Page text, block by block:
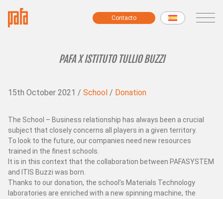
Contacto Contacto
MÁQUINAS
Máquinas para hilados de fantasía
Máquinas modulares
Máquinas para chenilla
Perchadoras
Retorcedoras
Máquinas de Laboratorio
Todas las máquinas
PAFA X ISTITUTO TULLIO BUZZI
15th October 2021 / School / Donation
The School – Business relationship has always been a crucial
subject that closely concerns all players in a given territory.
To look to the future, our companies need new resources
trained in the finest schools.
It is in this context that the collaboration between PAFASYSTEM
and ITIS Buzzi was born.
Thanks to our donation, the school’s Materials Technology
laboratories are enriched with a new spinning machine, the